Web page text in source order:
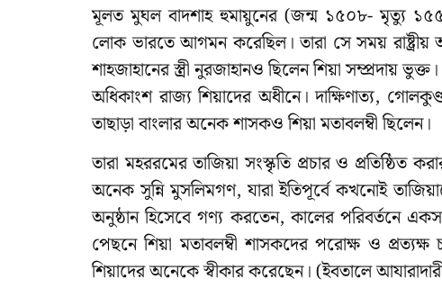
মূলত মুঘল বাদশাহ হুমায়ুনের (জন্ম ১৫০৮- মৃত্যু
লোক ভারতে আগমন করেছিল। তারা সে সময়
শাহজাহানের স্ত্রী নুরজাহানও ছিলেন শিয়া
অধিকাংশ রাজ্য শিয়াদের অধীনে। দাক্ষিণাত্য,
তাছাড়া বাংলার অনেক শাসকও শিয়া মতাবলম্বী ছিলেন।
তারা মহররমের তাজিয়া সংস্কৃতি প্রচার ও
অনেক সুন্নি মুসলিমগণ, যারা ইতিপূর্বে কখনোই
অনুষ্ঠান হিসেবে গণ্য করতেন, কালের পরিবর্তনে
পেছনে শিয়া মতাবলম্বী শাসকদের পরোক্ষ ও
শিয়াদের অনেকে স্বীকার করেছেন। (ইবতালে